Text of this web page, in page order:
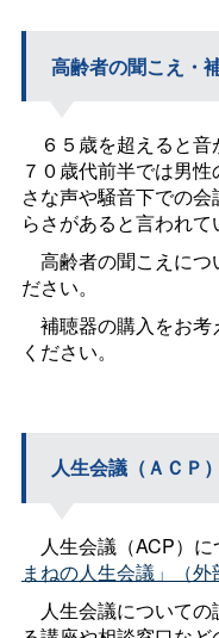
高齢者の聞こえ・
６５歳を超えると音
７０歳代前半では男
さな声や騒音下での
らさがあると言われて
高齢者の聞こえにつ
ださい。
補聴器の購入をお考
ください。
人生会議（ＡＣＰ）
人生会議（ACP）に
まねの人生会議」（外
人生会議についての